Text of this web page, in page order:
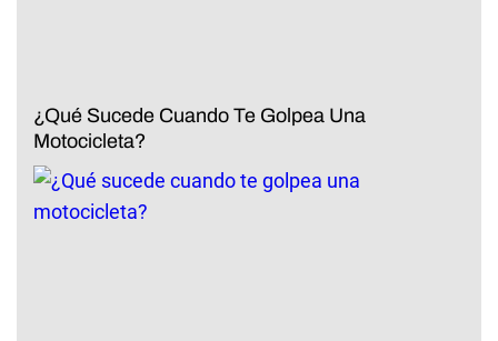
¿Qué Sucede Cuando Te Golpea Una
Motocicleta?